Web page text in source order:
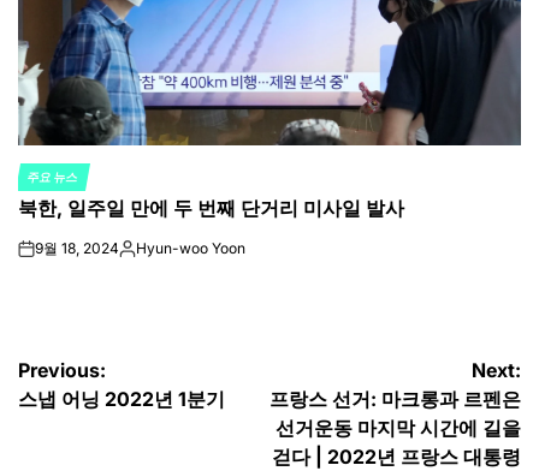
POSTED
IN
주요 뉴스
북한, 일주일 만에 두 번째 단거리 미사일 발사
on9월 18, 2024Posted
Hyun-woo Yoon
글
탐
Previous:
스냅 어닝 2022년 1분기
Next:
프랑스 선거: 마크롱과 르펜은
선거운동 마지막 시간에 길을
걷다 | 2022년 프랑스 대통령